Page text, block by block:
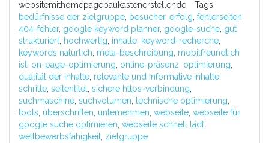
websitemithomepagebaukastenerstellende
Tags:
bedürfnisse der zielgruppe, besucher, erfolg, fehlerseiten
404-fehler, google keyword planner, google-suche, gut
strukturiert, hochwertig, inhalte, keyword-recherche,
keywords natürlich, meta-beschreibung, mobilfreundlich
ist, on-page-optimierung, online-präsenz, optimierung,
qualität der inhalte, relevante und informative inhalte,
schritte, seitentitel, sichere https-verbindung,
suchmaschine, suchvolumen, technische optimierung,
tools, überschriften, unternehmen, webseite, webseite für
google suche optimieren, webseite schnell lädt,
wettbewerbsfähigkeit, zielgruppe